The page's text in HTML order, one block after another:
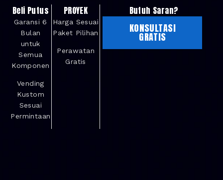
Beli Putus
Garansi 6
Bulan
untuk
Semua
Komponen
Vending
Kustom
Sesuai
Permintaan
PROYEK
Harga Sesuai
Paket Pilihan
Perawatan
Gratis
Butuh Saran?
KONSULTASI
GRATIS